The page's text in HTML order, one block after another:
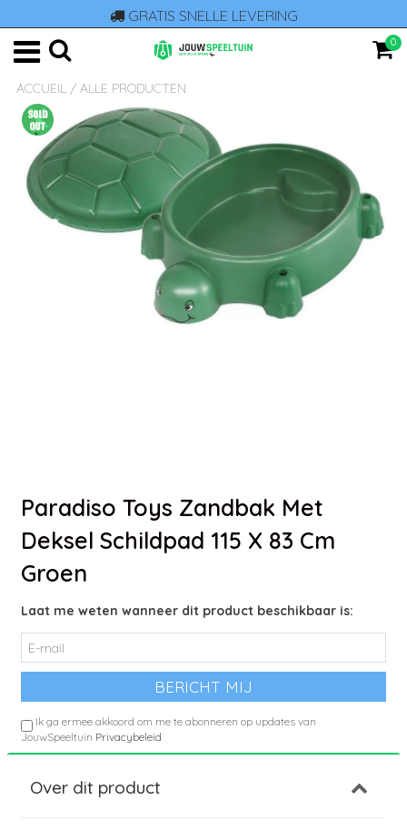
GRATIS SNELLE LEVERING
0
ACCUEIL / ALLE PRODUCTEN
Paradiso Toys Zandbak Met
Deksel Schildpad 115 X 83 Cm
Groen
Laat me weten wanneer dit product beschikbaar is:
Ik ga ermee akkoord om me te abonneren op updates van
JouwSpeeltuin Privacybeleid
Over dit product